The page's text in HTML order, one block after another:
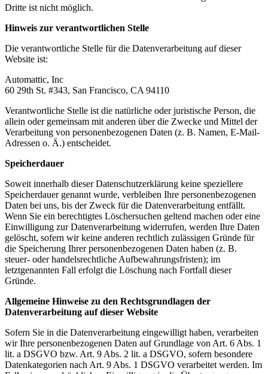
Dritte ist nicht möglich.
Hinweis zur verantwortlichen Stelle
Die verantwortliche Stelle für die Datenverarbeitung auf dieser
Website ist:
Automattic, Inc
60 29th St. #343, San Francisco, CA 94110
Verantwortliche Stelle ist die natürliche oder juristische Person, die
allein oder gemeinsam mit anderen über die Zwecke und Mittel der
Verarbeitung von personenbezogenen Daten (z. B. Namen, E-Mail-
Adressen o. Ä.) entscheidet.
Speicherdauer
Soweit innerhalb dieser Datenschutzerklärung keine speziellere
Speicherdauer genannt wurde, verbleiben Ihre personenbezogenen
Daten bei uns, bis der Zweck für die Datenverarbeitung entfällt.
Wenn Sie ein berechtigtes Löschersuchen geltend machen oder eine
Einwilligung zur Datenverarbeitung widerrufen, werden Ihre Daten
gelöscht, sofern wir keine anderen rechtlich zulässigen Gründe für
die Speicherung Ihrer personenbezogenen Daten haben (z. B.
steuer- oder handelsrechtliche Aufbewahrungsfristen); im
letztgenannten Fall erfolgt die Löschung nach Fortfall dieser
Gründe.
Allgemeine Hinweise zu den Rechtsgrundlagen der
Datenverarbeitung auf dieser Website
Sofern Sie in die Datenverarbeitung eingewilligt haben, verarbeiten
wir Ihre personenbezogenen Daten auf Grundlage von Art. 6 Abs. 1
lit. a DSGVO bzw. Art. 9 Abs. 2 lit. a DSGVO, sofern besondere
Datenkategorien nach Art. 9 Abs. 1 DSGVO verarbeitet werden. Im